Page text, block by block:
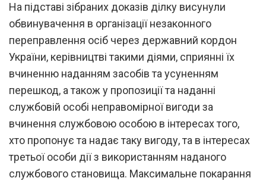
На підставі зібраних доказів ділку висунули
обвинувачення в організації незаконного
переправлення осіб через державний кордон
України, керівництві такими діями, сприянні їх
вчиненню наданням засобів та усуненням
перешкод, а також у пропозиції та наданні
службовій особі неправомірної вигоди за
вчинення службовою особою в інтересах того,
хто пропонує та надає таку вигоду, та в інтересах
третьої особи дії з використанням наданого
службового становища. Максимальне покарання